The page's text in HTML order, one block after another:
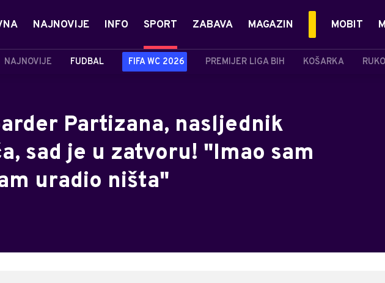
NAJNOVIJE INFO SPORT
NAJNOVIJE FUDBAL FIFA WC 2026 PREMIJER LIGA BIH KOŠARKA
ZABAVA MAGAZIN MOBIT
Partizana, nasljednik
sad je u zatvoru! "Imao sam
uradio ništa"